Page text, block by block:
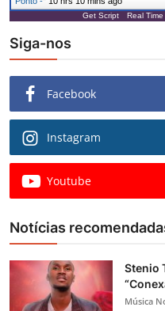
Get Script Real Time
Siga-nos
Facebook
Instagram
Youtube
Notícias
Stenio
Música